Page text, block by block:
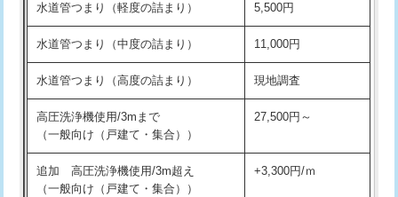
洗面台設置 38,500円
化粧台設置 22,000円
追加人工 16,500円
廃棄・処分 現場見積
※給水管工事は20mmまでの価格です。
交換・取付(排水栓・排水トラップ
22,000円+材料費
持込商品取付（混合水栓）
持込商品取付（浄水器・分岐水栓） 16,500円
水道管つまり（軽度の詰まり） 5,500円
水道管つまり（中度の詰まり） 11,000円
水道管つまり（高度の詰まり） 現地調査
高圧洗浄機使用/3mまで
（一般向け（戸建て・集合））
27,500円～
追加 高圧洗浄機使用/3m超え
（一般向け（戸建て・集合））
+3,300円/ｍ